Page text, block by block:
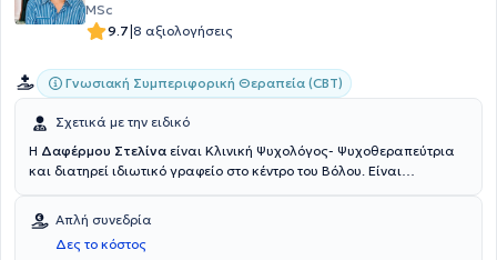
MSc
9.7|8 αξιολογήσεις
Γνωσιακή Συμπεριφορική Θεραπεία (CBT)
Σχετικά με την ειδικό
Η Δαφέρμου Στελίνα είναι Κλινική Ψυχολόγος- Ψυχοθεραπεύτρια
και διατηρεί ιδιωτικό γραφείο στο κέντρο του Βόλου. Είναι
Σε συνεχεία των ακαδημαϊκών της σπουδών, ολοκλήρωσε το 2019
το μεταπτυχιακό πρόγραμμα με τίτλο "Κλινική και Κοινοτική
Ψυχολογία" στο University of East London. Από το 2020 μέχρι και
Απλή συνεδρία
Δες το κόστος